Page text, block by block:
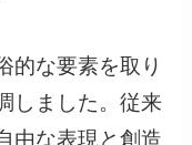
的な要素を取り
しました。従来
由な表現と創造